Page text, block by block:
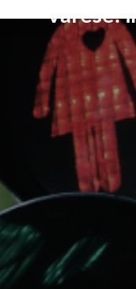
Varese: